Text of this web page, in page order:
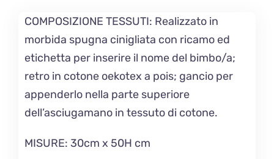
COMPOSIZIONE TESSUTI: Realizzato in
morbida spugna cinigliata con ricamo ed
etichetta per inserire il nome del bimbo/a;
retro in cotone oekotex a pois; gancio per
appenderlo nella parte superiore
dell’asciugamano in tessuto di cotone.
MISURE: 30cm x 50H cm